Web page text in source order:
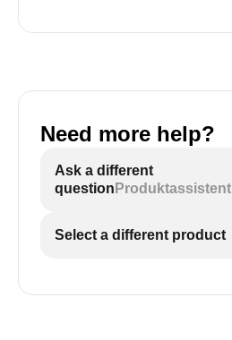
Need more help?
Ask a different
question Produktassistent
Select a different product